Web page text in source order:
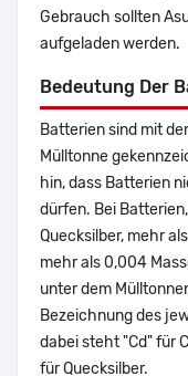
Gebrauch sollten
aufgeladen werden.
Bedeutung Der
Batterien sind mit
Mülltonne
hin, dass Batterien
dürfen. Bei
Quecksilber, mehr
mehr als 0,004
unter dem
Bezeichnung des
dabei steht "Cd" für
für Quecksilber.